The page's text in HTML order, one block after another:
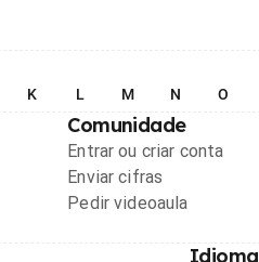
K L M N O
Comunidade
Entrar ou criar conta
Enviar cifras
Pedir videoaula
Idioma